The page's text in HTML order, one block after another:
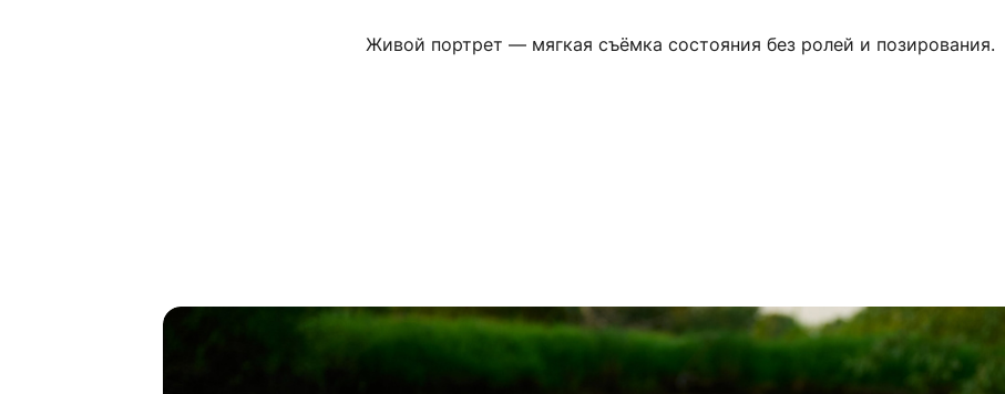
Живой портрет — мягкая съёмка состояния без ролей и позирования.